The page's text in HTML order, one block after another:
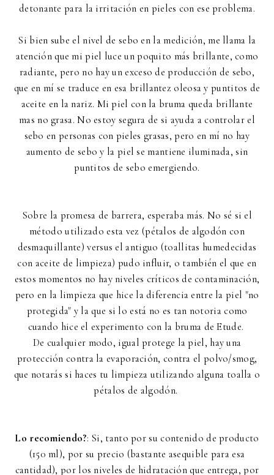
detonante para la irritación en pieles con ese problema.
Si bien sube el nivel de sebo en la medición, me llama la
atención que mi piel luce un poquito más brillante, como
radiante, pero no hay un exceso de producción de sebo,
que en mí se traduce en esa brillantez oleosa y puntitos de
aceite en la nariz. Mi piel con la bruma queda brillante
mas no grasa. No estoy segura de si ayuda a controlar el
sebo en personas con pieles grasas, pero en mí no hay
aumento de sebo y la piel se mantiene iluminada, sin
puntitos de sebo emergiendo.
Sobre la promesa de barrera, esperaba más. No sé si el
método utilizado esta vez (pétalos de algodón con
desmaquillante) versus el antiguo (toallitas humedecidas
con aceite de limpieza) pudo influir, o también el que en
estos momentos no hay niveles críticos de contaminación,
pero en la limpieza que hice la diferencia entre la piel "no
protegida" y la que si lo está no es tan notoria como
cuando hice el experimento con la bruma de Etude.
De cualquier modo, igual protege la piel, hay una
protección contra la evaporación, contra el polvo/smog,
que notarás si haces tu limpieza utilizando alguna toalla o
pétalos de algodón.
Lo recomiendo?: Si, tanto por su contenido de producto
(150 ml), por su precio (bastante asequible para esa
cantidad), por los niveles de hidratación que entrega, por